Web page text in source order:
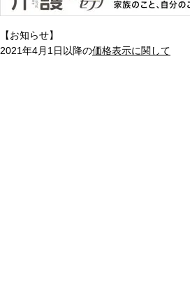
【お知らせ】
2021年4月1日以降の価格表示に関して